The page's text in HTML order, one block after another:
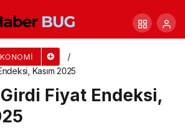
Kasım 2025
Fiyat Endeksi,
Fiyat Endeksi, Aralık 2025